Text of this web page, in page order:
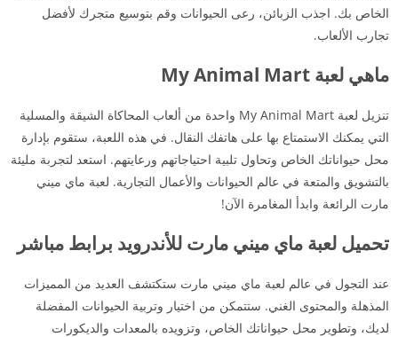
الخاص بك. اجذب الزبائن، رعى الحيوانات وقم بتوسيع متجرك لأفضل
تجارب الألعاب.
ماهي لعبة My Animal Mart
تنزيل لعبة My Animal Mart واحدة من ألعاب المحاكاة الشيقة والمسلية
التي يمكنك الاستمتاع بها على هاتفك النقال. في هذه اللعبة، ستقوم بإدارة
محل حيواناتك الخاص وتحاول تلبية احتياجاتهم ورعايتهم. استعد لتجربة مليئة
بالتشويق والمتعة في عالم الحيوانات والأعمال التجارية. لعبة ماي ميني
مارت الرائعة وابدأ المغامرة الآن!
تحميل لعبة ماي ميني مارت للأندرويد برابط مباشر
عند التجول في عالم لعبة ماي ميني مارت ستكتشف العديد من المميزات
المذهلة والمحتوى الغني. ستتمكن من اختيار وتربية الحيوانات المفضلة
لديك، وتطوير محل حيواناتك الخاص، وتزويده بالمعدات والديكورات